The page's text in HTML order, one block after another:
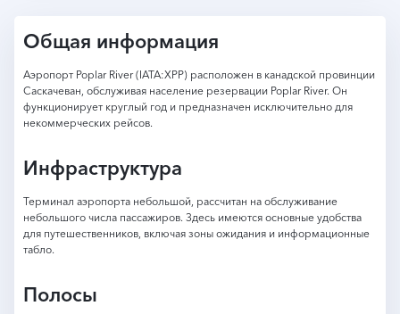
Общая информация
Аэропорт Poplar River (IATA:XPP) расположен в канадской провинции
Саскачеван, обслуживая население резервации Poplar River. Он
функционирует круглый год и предназначен исключительно для
некоммерческих рейсов.
Инфраструктура
Терминал аэропорта небольшой, рассчитан на обслуживание
небольшого числа пассажиров. Здесь имеются основные удобства
для путешественников, включая зоны ожидания и информационные
табло.
Полосы